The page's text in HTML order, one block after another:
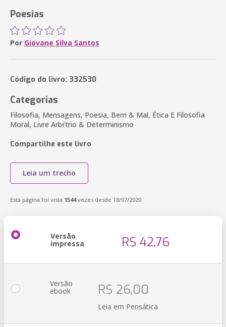
Poesias
Por Giovane Silva Santos
Código do livro: 332530
Categorias
Filosofia, Mensagens, Poesia, Bem & Mal, Ética E Filosofia
Moral, Livre Arbŕtrio & Determinismo
Compartilhe este livro
Leia um trecho
Esta página foi vista 1544vezes desde 18/07/2020
Versão
impressa R$ 42,76
Versão
ebook R$ 26,00
Leia em Pensática